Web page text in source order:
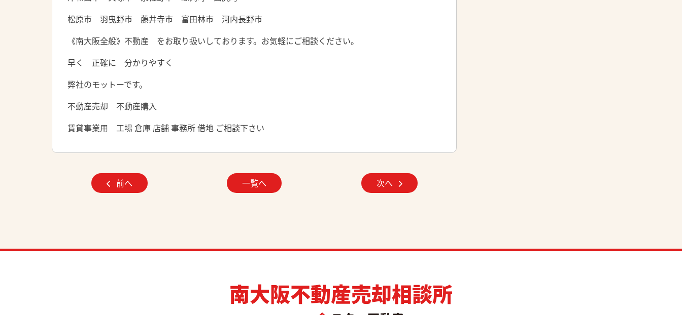
松原市 羽曳野市 藤井寺市 富田林市 河内長野市
《南大阪全般》不動産 をお取り扱いしております。お気軽にご相談ください。
早く 正確に 分かりやすく
弊社のモットーです。
不動産売却 不動産購入
賃貸事業用 工場 倉庫 店舗 事務所 借地 ご相談下さい
前へ 一覧へ 次へ
南大阪不動産売却相談所